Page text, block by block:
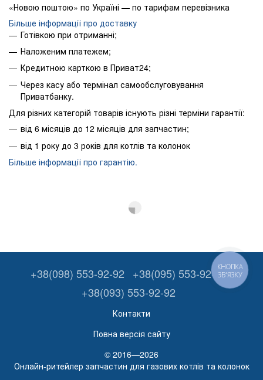
«Новою поштою» по Україні — по тарифам перевізника
Більше інформації про доставку
Готівкою при отриманні;
Наложеним платежем;
Кредитною карткою в Приват24;
Через касу або термінал самообслуговування
Приватбанку.
Для різних категорій товарів існують різні терміни гарантії:
від 6 місяців до 12 місяців для запчастин;
від 1 року до 3 років для котлів та колонок
Більше інформації про гарантію.
+38(098) 553-92-92
+38(095) 553-92-92
+38(093) 553-92-92
Контакти
Повна версія сайту
© 2016—2026
Онлайн-ритейлер запчастин для газових котлів та колонок
КНОПКА
ЗВ'ЯЗКУ